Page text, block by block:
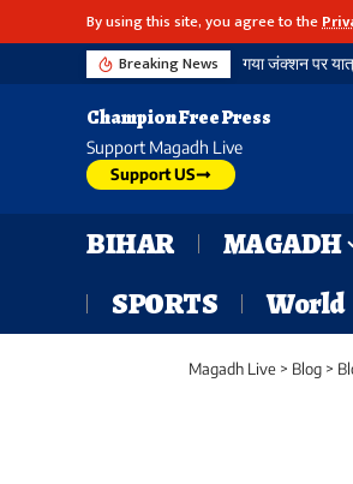
By using this site, you agree to the
Breaking News
गया जंक्शन पर यात्री सुविधाओं में जुड़ा एक और नया आयाम, बौद्ध स्तूप आकार की अराइवल बिल्डिंग में एक्सलेटर का शुभारंभ विशिष्ट रेल सेवा
Champion Free Press
Support Magadh Live
Support US
BIHAR MAGADH
SPORTS
World
Magadh Live > Blog >